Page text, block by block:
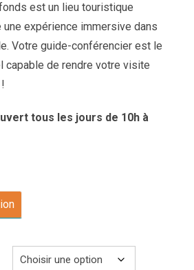
est un lieu touristique
expérience immersive dans
Votre guide-conférencier est le
capable de rendre votre visite
tous les jours de 10h à